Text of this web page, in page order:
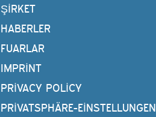
ŞIRKET
HABERLER
FUARLAR
IMPRINT
PRIVACY POLICY
PRIVATSPHÄRE-EINSTELLUNGEN